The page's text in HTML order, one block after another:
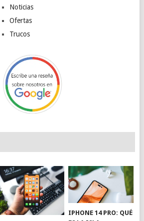
Noticias
Ofertas
Trucos
IPHONE 14 PRO: QUÉ